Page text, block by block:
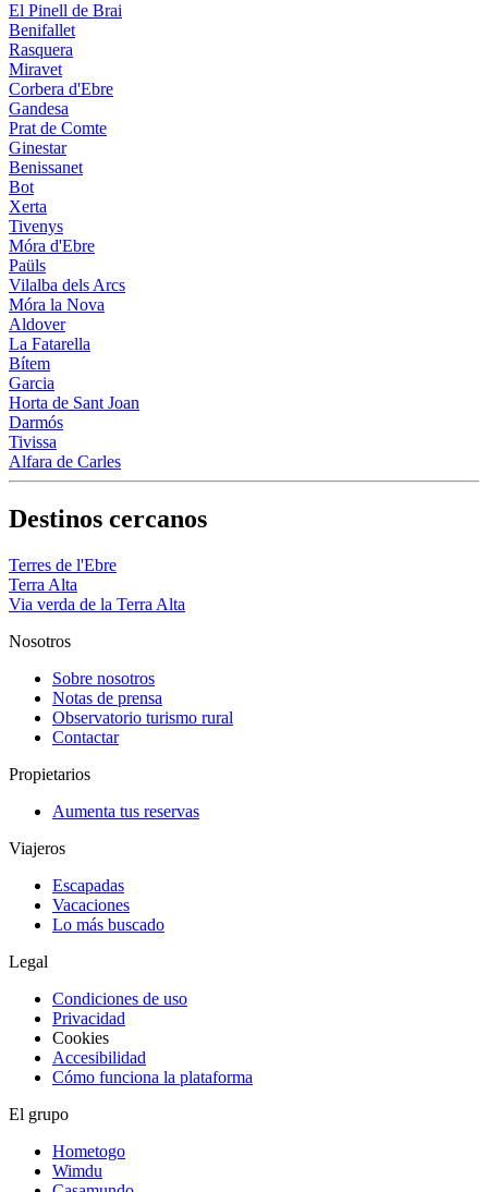
El Pinell de Brai
Benifallet
Rasquera
Miravet
Corbera d'Ebre
Gandesa
Prat de Comte
Ginestar
Benissanet
Bot
Xerta
Tivenys
Móra d'Ebre
Paüls
Vilalba dels Arcs
Móra la Nova
Aldover
La Fatarella
Bítem
Garcia
Horta de Sant Joan
Darmós
Tivissa
Alfara de Carles
Destinos cercanos
Terres de l'Ebre
Terra Alta
Via verda de la Terra Alta
Nosotros
Sobre nosotros
Notas de prensa
Observatorio turismo rural
Contactar
Propietarios
Aumenta tus reservas
Viajeros
Escapadas
Vacaciones
Lo más buscado
Legal
Condiciones de uso
Privacidad
Cookies
Accesibilidad
Cómo funciona la plataforma
El grupo
Hometogo
Wimdu